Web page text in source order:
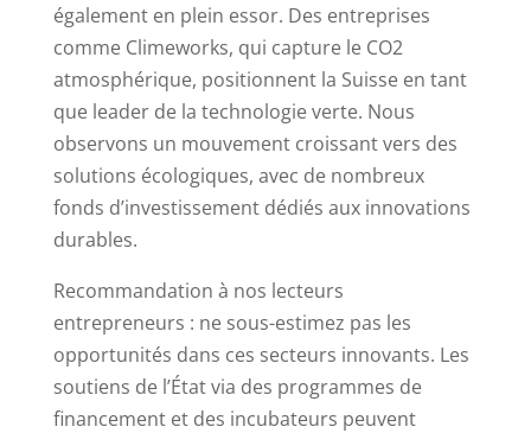
également en plein essor. Des entreprises
comme Climeworks, qui capture le CO2
atmosphérique, positionnent la Suisse en tant
que leader de la technologie verte. Nous
observons un mouvement croissant vers des
solutions écologiques, avec de nombreux
fonds d’investissement dédiés aux innovations
durables.
Recommandation à nos lecteurs
entrepreneurs : ne sous-estimez pas les
opportunités dans ces secteurs innovants. Les
soutiens de l’État via des programmes de
financement et des incubateurs peuvent